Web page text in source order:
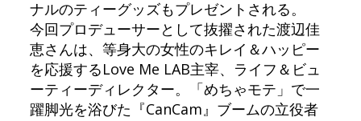
ナルのティーグッズもプレゼントされる。
今回プロデューサーとして抜擢された渡辺佳
恵さんは、等身大の女性のキレイ＆ハッピー
を応援するLove Me LAB主宰、ライフ＆ビュ
ーティーディレクター。「めちゃモテ」で一
躍脚光を浴びた『CanCam』ブームの立役者